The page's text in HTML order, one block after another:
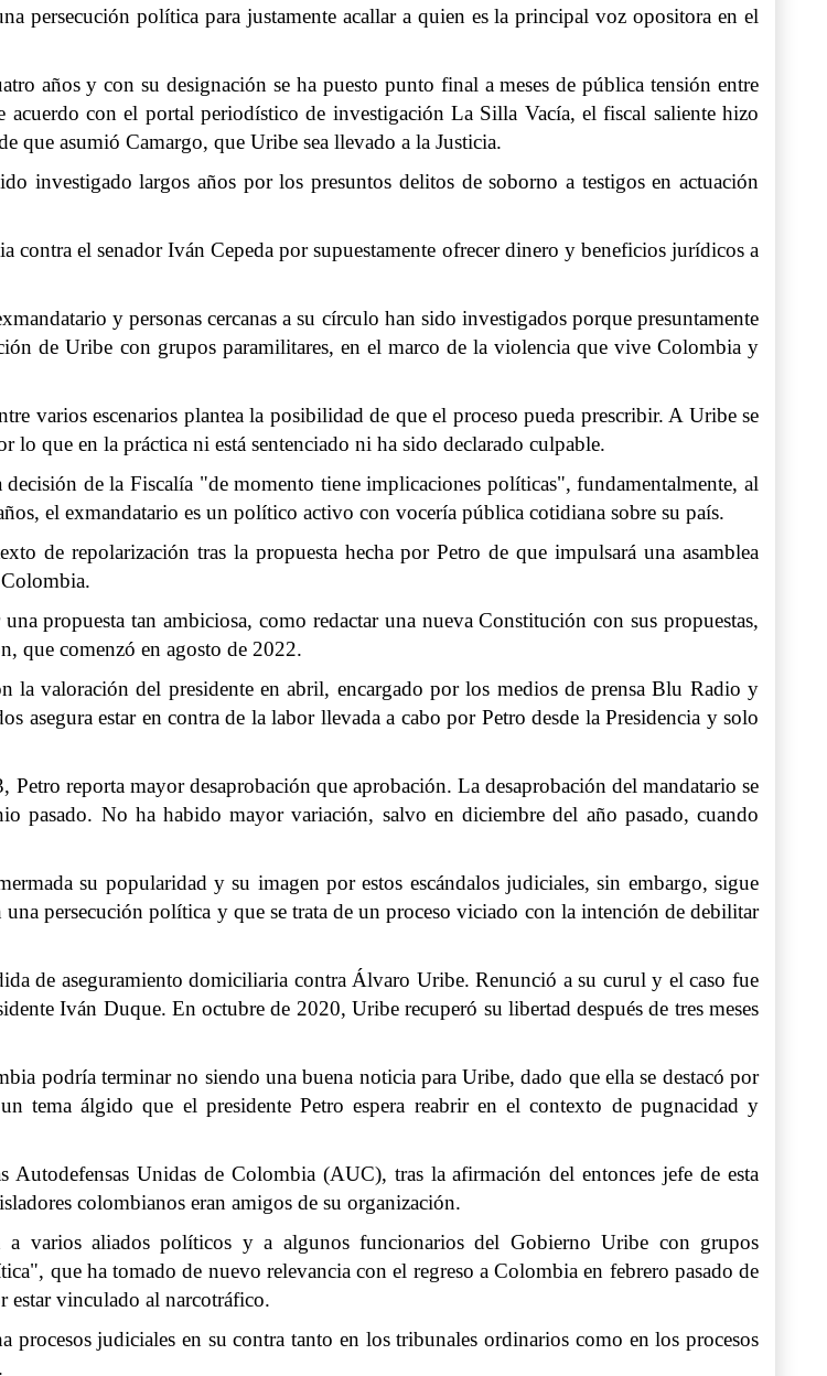
persecución política para justamente acallar a quien es la principal voz opositora en el
años y con su designación se ha puesto punto final a meses de pública tensión entre
con el portal periodístico de investigación La Silla Vacía, el fiscal saliente hizo
que asumió Camargo, que Uribe sea llevado a la Justicia.
investigado largos años por los presuntos delitos de soborno a testigos en actuación
contra el senador Iván Cepeda por supuestamente ofrecer dinero y beneficios jurídicos a
y personas cercanas a su círculo han sido investigados porque presuntamente
de Uribe con grupos paramilitares, en el marco de la violencia que vive Colombia y
varios escenarios plantea la posibilidad de que el proceso pueda prescribir. A Uribe se
que en la práctica ni está sentenciado ni ha sido declarado culpable.
de la Fiscalía "de momento tiene implicaciones políticas", fundamentalmente, al
el exmandatario es un político activo con vocería pública cotidiana sobre su país.
de repolarización tras la propuesta hecha por Petro de que impulsará una asamblea
Colombia.
propuesta tan ambiciosa, como redactar una nueva Constitución con sus propuestas,
que comenzó en agosto de 2022.
la valoración del presidente en abril, encargado por los medios de prensa Blu Radio y
asegura estar en contra de la labor llevada a cabo por Petro desde la Presidencia y solo
reporta mayor desaprobación que aprobación. La desaprobación del mandatario se
pasado. No ha habido mayor variación, salvo en diciembre del año pasado, cuando
su popularidad y su imagen por estos escándalos judiciales, sin embargo, sigue
persecución política y que se trata de un proceso viciado con la intención de debilitar
de aseguramiento domiciliaria contra Álvaro Uribe. Renunció a su curul y el caso fue
Iván Duque. En octubre de 2020, Uribe recuperó su libertad después de tres meses
podría terminar no siendo una buena noticia para Uribe, dado que ella se destacó por
tema álgido que el presidente Petro espera reabrir en el contexto de pugnacidad y
Unidas de Colombia (AUC), tras la afirmación del entonces jefe de esta
colombianos eran amigos de su organización.
a varios aliados políticos y a algunos funcionarios del Gobierno Uribe con grupos
que ha tomado de nuevo relevancia con el regreso a Colombia en febrero pasado de
estar vinculado al narcotráfico.
judiciales en su contra tanto en los tribunales ordinarios como en los procesos